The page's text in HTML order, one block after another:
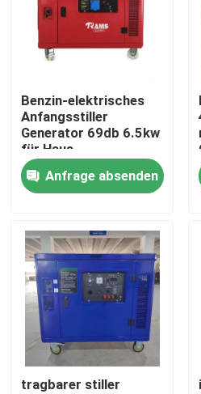
Über uns
Qualitätskontrolle
Treten Sie mit uns in
Nachrichten
Fälle
Treibstoff-
Benzin-elektrisches
Anfangsstiller
Generator 69db 6.5kw
für Haus
Anfrage absenden
tragbarer stiller